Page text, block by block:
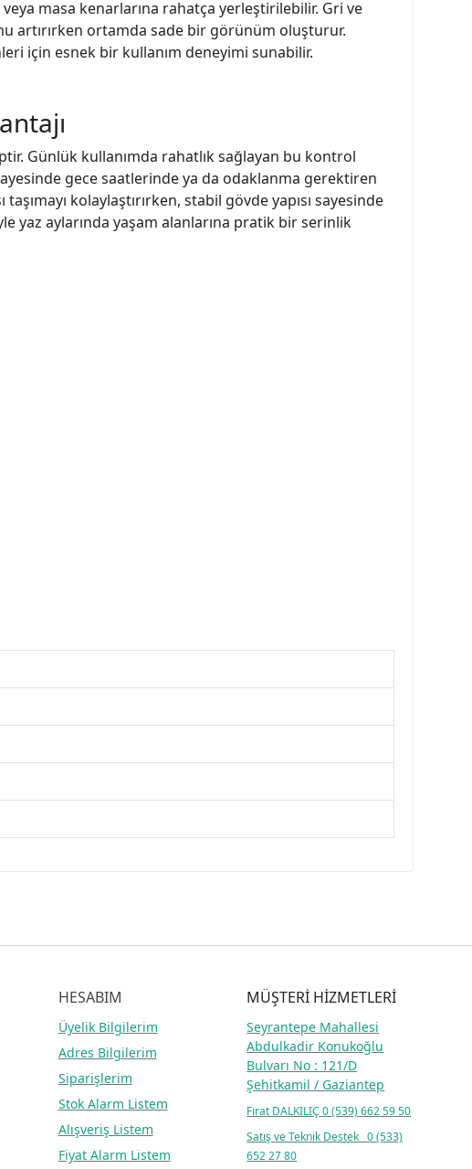
masa kenarlarına rahatça yerleştirilebilir. Gri ve
artırırken ortamda sade bir görünüm oluşturur.
için esnek bir kullanım deneyimi sunabilir.
Günlük kullanımda rahatlık sağlayan bu kontrol
gece saatlerinde ya da odaklanma gerektiren
kolaylaştırırken, stabil gövde yapısı sayesinde
yaz aylarında yaşam alanlarına pratik bir serinlik
HESABIM
Üyelik Bilgilerim
Adres Bilgilerim
Siparişlerim
Stok Alarm Listem
Alışveriş Listem
Fiyat Alarm Listem
MÜŞTERİ HİZMETLERİ
Seyrantepe Mahallesi
Abdulkadir Konukoğlu
Bulvarı No : 121/D
Şehitkamil / Gaziantep
Fırat DALKILIÇ0 (539) 662 59 50
Satış ve Teknik Destek 0 (533)
652 27 80